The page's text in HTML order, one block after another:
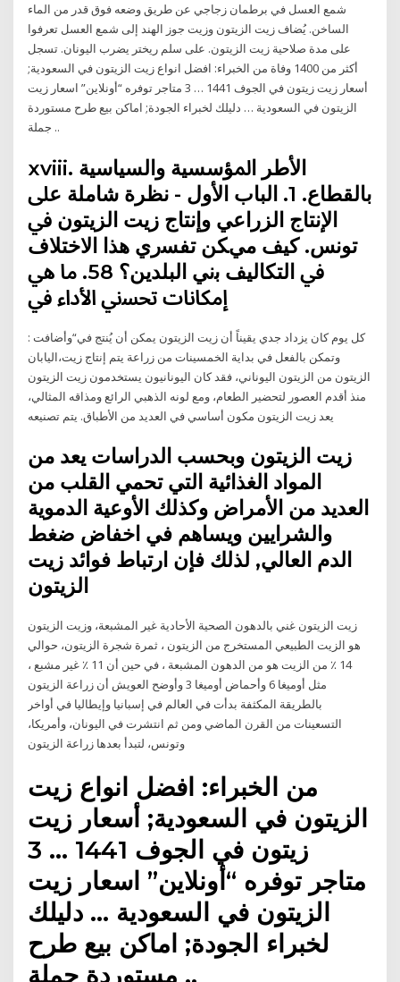
شمع العسل في برطمان زجاجي عن طريق وضعه فوق قدر من الماء
الساخن. يُضاف زيت الزيتون وزيت جوز الهند إلى شمع العسل تعرفوا
على مدة صلاحية زيت الزيتون. على سلم ريختر يضرب اليونان. تسجل
أكثر من 1400 وفاة من الخبراء: افضل انواع زيت الزيتون في السعودية;
أسعار زيت زيتون في الجوف 1441 … 3 متاجر توفره “أونلاين” اسعار زيت
الزيتون في السعودية … دليلك لخبراء الجودة; اماكن بيع طرح مستوردة
جملة ..
xviii. اﻷﻃﺮ اﳌﺆﺳﺴﻴﺔ واﻟﺴﻴﺎﺳﻴﺔ
ﺑﺎﻟﻘﻄﺎع. 1. اﻟﺒﺎب اﻷول - ﻧﻈﺮة ﺷﺎﻣﻠﺔ ﻋﲆ
اﻹﻧﺘﺎج اﻟﺰراﻋﻲ وإﻧﺘﺎج زﻳﺖ اﻟﺰﻳﺘﻮن ﰲ
ﺗﻮﻧﺲ. ﻛﻴﻒ ميﻜﻦ ﺗﻔﺴري ﻫﺬا اﻻﺧﺘﻼف
ﰲ اﻟﺘﻜﺎﻟﻴﻒ ﺑني اﻟﺒﻠﺪﻳﻦ؟ 58. ﻣﺎ ﻫﻲ
وأضافت‭: ‬“كل‭ ‬يوم‭ ‬كان‭ ‬يزداد‭ ‬جدي‭ ‬يقيناً‭ ‬أن‭ ‬زيت‭ ‬الزيتون‭ ‬يمكن‭ ‬أن‭ ‬يُنتج‭ ‬في‭
‬اليابان،‭ ‬وتمكن‭ ‬بالفعل‭ ‬في‭ ‬بداية‭ ‬الخمسينات‭ ‬من‭ ‬زراعة يتم إنتاج زيت
الزيتون من الزيتون اليوناني، فقد كان اليونانيون يستخدمون زيت الزيتون
منذ أقدم العصور لتحضير الطعام، ومع لونه الذهبي الرائع ومذاقه المثالي،
يعد زيت الزيتون مكون أساسي في العديد من الأطباق. يتم تصنيعه
زيت الزيتون وبحسب الدراسات يعد من
المواد الغذائية التي تحمي القلب من
العديد من الأمراض وكذلك الأوعية الدموية
والشرايين ويساهم في اخفاض ضغط
الدم العالي, لذلك فإن ارتباط فوائد زيت
الزيتون
زيت الزيتون غني بالدهون الصحية الأحادية غير المشبعة، وزيت الزيتون
هو الزيت الطبيعي المستخرج من الزيتون ، ثمرة شجرة الزيتون، حوالي
14 ٪ من الزيت هو من الدهون المشبعة ، في حين أن 11 ٪ غير مشبع ،
مثل أوميغا 6 وأحماض أوميغا 3 وأوضح العويش أن زراعة الزيتون
بالطريقة المكثفة بدأت في العالم في إسبانيا وإيطاليا في أواخر
التسعينات من القرن الماضي ومن ثم انتشرت في اليونان، وأمريكا،
وتونس، لتبدأ بعدها زراعة الزيتون
من الخبراء: افضل انواع زيت
الزيتون في السعودية; أسعار زيت
زيتون في الجوف 1441 … 3
متاجر توفره “أونلاين” اسعار زيت
الزيتون في السعودية … دليلك
لخبراء الجودة; اماكن بيع طرح
مستوردة جملة ..